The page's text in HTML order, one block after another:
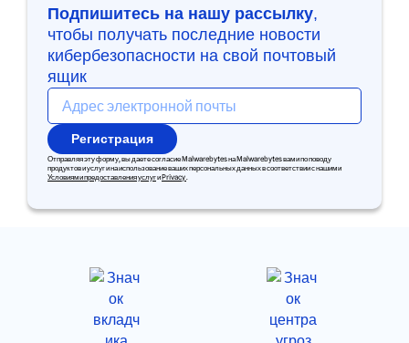
Подпишитесь на нашу рассылку,
чтобы получать последние новости
кибербезопасности на свой почтовый
ящик
Регистрация
Отправляя эту форму, вы даете согласие Malwarebytes на Malwarebytes вами по поводу
продуктов и услуг и на использование ваших персональных данных в соответствии с нашими
Условиями предоставления услугиPrivacy.